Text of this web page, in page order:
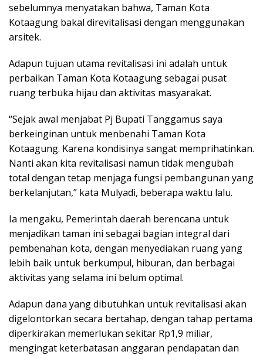
sebelumnya menyatakan bahwa, Taman Kota
Kotaagung bakal direvitalisasi dengan menggunakan
arsitek.
Adapun tujuan utama revitalisasi ini adalah untuk
perbaikan Taman Kota Kotaagung sebagai pusat
ruang terbuka hijau dan aktivitas masyarakat.
“Sejak awal menjabat Pj Bupati Tanggamus saya
berkeinginan untuk menbenahi Taman Kota
Kotaagung. Karena kondisinya sangat memprihatinkan.
Nanti akan kita revitalisasi namun tidak mengubah
total dengan tetap menjaga fungsi pembangunan yang
berkelanjutan,” kata Mulyadi, beberapa waktu lalu.
Ia mengaku, Pemerintah daerah berencana untuk
menjadikan taman ini sebagai bagian integral dari
pembenahan kota, dengan menyediakan ruang yang
lebih baik untuk berkumpul, hiburan, dan berbagai
aktivitas yang selama ini belum optimal.
Adapun dana yang dibutuhkan untuk revitalisasi akan
digelontorkan secara bertahap, dengan tahap pertama
diperkirakan memerlukan sekitar Rp1,9 miliar,
mengingat keterbatasan anggaran pendapatan dan